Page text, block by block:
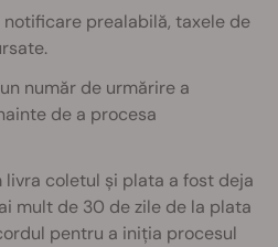
prealabilă, taxele de
număr de urmărire a
de a procesa
livra coletul și plata a fost deja
mult de 30 de zile de la plata
pentru a iniția procesul